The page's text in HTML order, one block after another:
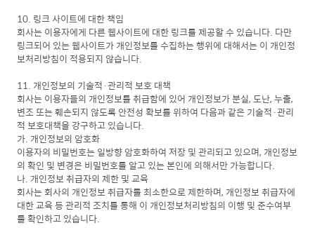
10. 링크 사이트에 대한 책임
회사는 이용자에게 다른 웹사이트에 대한 링크를 제공할 수 있습니다. 다만
링크되어 있는 웹사이트가 개인정보를 수집하는 행위에 대해서는 이 개인정
보처리방침이 적용되지 않습니다.
11. 개인정보의 기술적·관리적 보호 대책
회사는 이용자들의 개인정보를 취급함에 있어 개인정보가 분실, 도난, 누출,
변조 또는 훼손되지 않도록 안전성 확보를 위하여 다음과 같은 기술적·관리
적 보호대책을 강구하고 있습니다.
가. 개인정보의 암호화
이용자의 비밀번호는 일방향 암호화하여 저장 및 관리되고 있으며, 개인정보
의 확인 및 변경은 비밀번호를 알고 있는 본인에 의해서만 가능합니다.
나. 개인정보 취급자의 제한 및 교육
회사는 회사의 개인정보 취급자를 최소한으로 제한하며, 개인정보 취급자에
대한 교육 등 관리적 조치를 통해 이 개인정보처리방침의 이행 및 준수여부
를 확인하고 있습니다.